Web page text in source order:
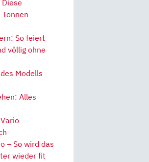
Diese
So feiert
völlig ohne
Modells
Alles
– So wird das
wieder fit